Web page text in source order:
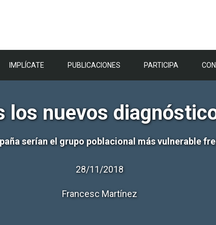
IMPLÍCATE PUBLICACIONES PARTICIPA
los nuevos
serían el grupo poblacional más vulnerable
28/11/2018
Francesc Martínez